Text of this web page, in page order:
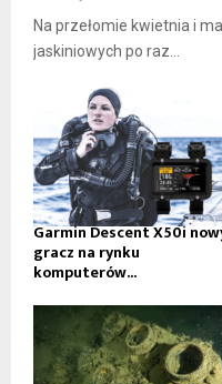
Na przełomie kwietnia i
jaskiniowych po raz...
Garmin Descent X50i
gracz na rynku
komputerów...